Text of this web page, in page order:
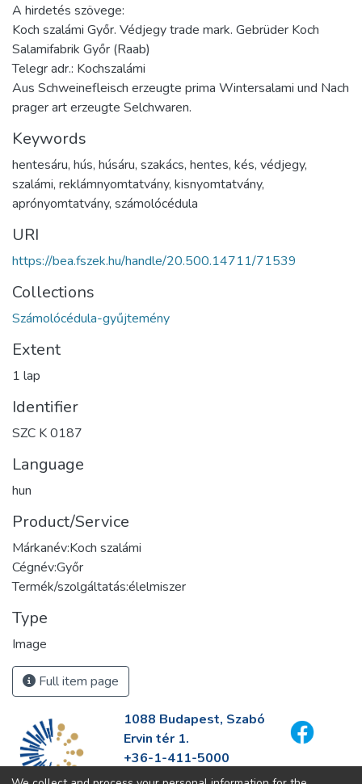
A hirdetés szövege:
Koch szalámi Győr. Védjegy trade mark. Gebrüder Koch
Salamifabrik Győr (Raab)
Telegr adr.: Kochszalámi
Aus Schweinefleisch erzeugte prima Wintersalami und Nach
prager art erzeugte Selchwaren.
Keywords
hentesáru, hús, húsáru, szakács, hentes, kés, védjegy,
szalámi, reklámnyomtatvány, kisnyomtatvány,
aprónyomtatvány, számolócédula
URI
https://bea.fszek.hu/handle/20.500.14711/71539
Collections
Számolócédula-gyűjtemény
Extent
1 lap
Identifier
SZC K 0187
Language
hun
Product/Service
Márkanév:Koch szalámi
Cégnév:Győr
Termék/szolgáltatás:élelmiszer
Type
Image
Full item page
1088 Budapest, Szabó
Ervin tér 1.
+36-1-411-5000
info@fszek.hu